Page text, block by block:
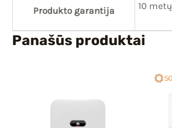
Produkto garantija 10 metų
Panašūs produktai